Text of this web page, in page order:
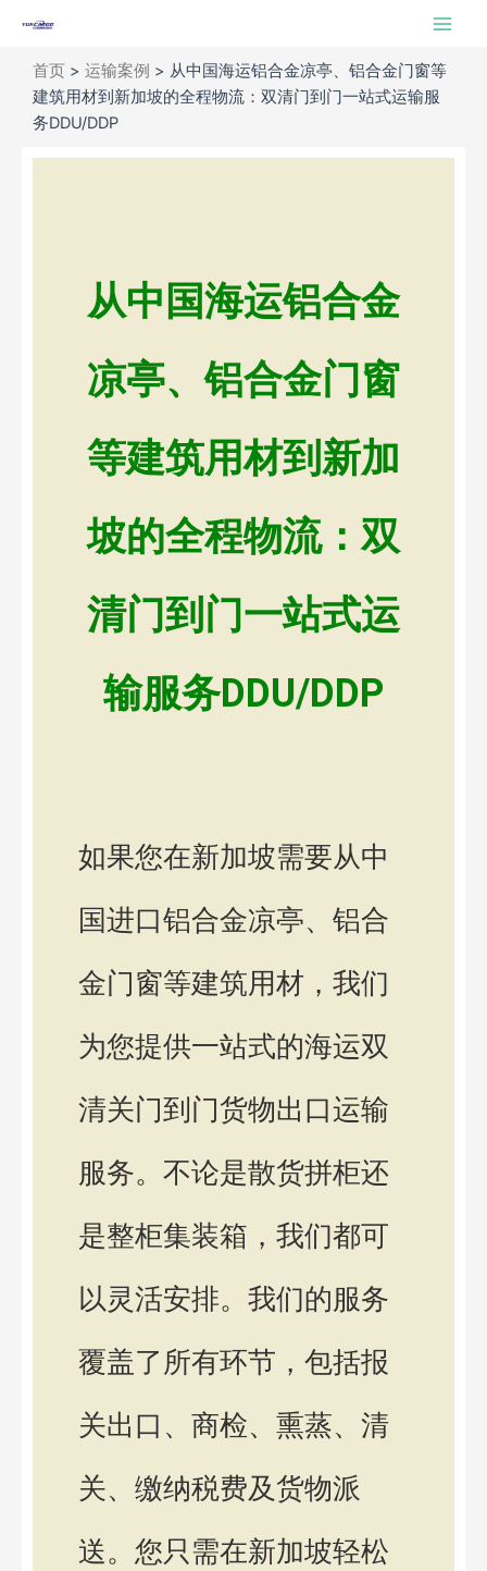
Main
首页 > 运输案例 > 从中国海运铝合金凉亭、铝合金门窗等
建筑用材到新加坡的全程物流：双清门到门一站式运输服
务DDU/DDP
从中国海运铝合金
凉亭、铝合金门窗
等建筑用材到新加
坡的全程物流：双
清门到门一站式运
输服务DDU/DDP
如果您在新加坡需要从中
国进口铝合金凉亭、铝合
金门窗等建筑用材，我们
为您提供一站式的海运双
清关门到门货物出口运输
服务。不论是散货拼柜还
是整柜集装箱，我们都可
以灵活安排。我们的服务
覆盖了所有环节，包括报
关出口、商检、熏蒸、清
关、缴纳税费及货物派
送。您只需在新加坡轻松